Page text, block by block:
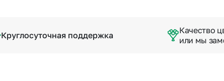
Качество
или мы
Круглосуточная поддержка